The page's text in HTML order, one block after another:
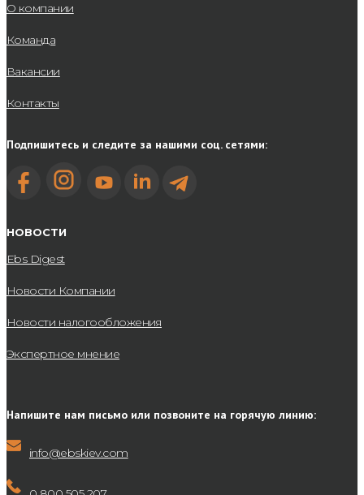
О компании
Команда
Вакансии
Контакты
Подпишитесь и следите за нашими соц. сетями:
НОВОСТИ
Ebs Digest
Новости Компании
Новости налогообложения
Экспертное мнение
Напишите нам письмо или позвоните на горячую линию:
info@ebskiev.com